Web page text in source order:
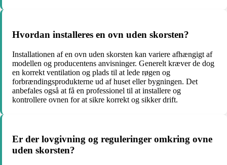
Hvordan installeres en ovn uden skorsten?
Installationen af en ovn uden skorsten kan variere afhængigt af
modellen og producentens anvisninger. Generelt kræver de dog
en korrekt ventilation og plads til at lede røgen og
forbrændingsprodukterne ud af huset eller bygningen. Det
anbefales også at få en professionel til at installere og
kontrollere ovnen for at sikre korrekt og sikker drift.
Er der lovgivning og reguleringer omkring ovne
uden skorsten?